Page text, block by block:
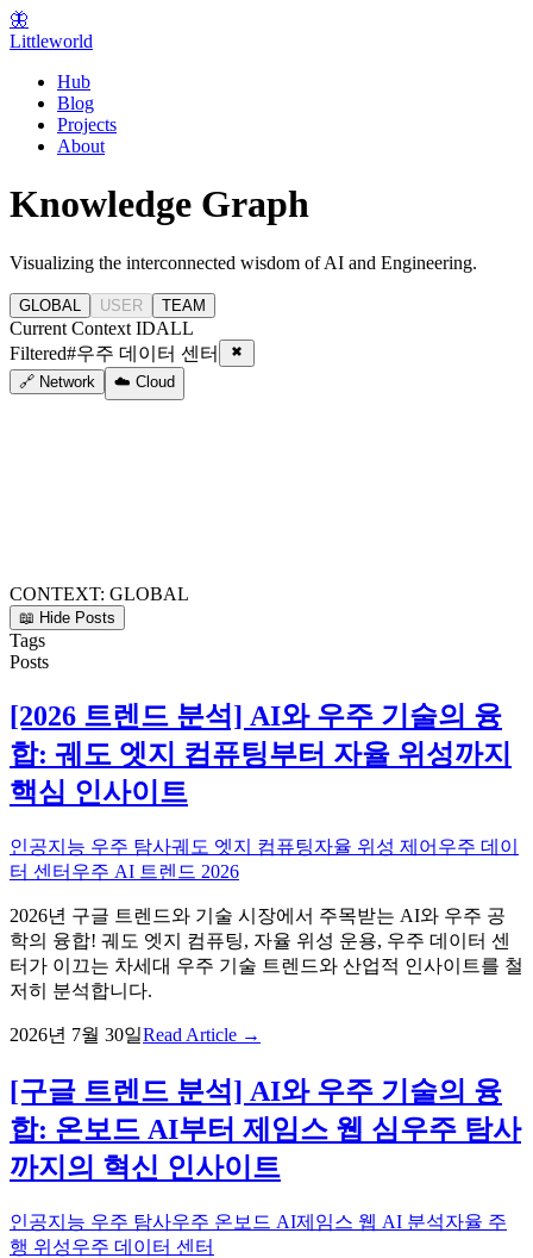
🦋
Littleworld
Hub
Blog
Projects
About
Knowledge Graph
Visualizing the interconnected wisdom of AI and Engineering.
GLOBAL USER TEAM
Current Context IDALL
Filtered#우주 데이터 센터
🔗 Network ☁️ Cloud
CONTEXT: GLOBAL
📖 Hide Posts
Tags
Posts
[2026 트렌드 분석] AI와 우주 기술의 융
합: 궤도 엣지 컴퓨팅부터 자율 위성까지
핵심 인사이트
인공지능 우주 탐사궤도 엣지 컴퓨팅자율 위성 제어 우주 데이
터 센터 우주 AI 트렌드 2026
2026년 구글 트렌드와 기술 시장에서 주목받는 AI와 우주 공
학의 융합! 궤도 엣지 컴퓨팅, 자율 위성 운용, 우주 데이터 센
터가 이끄는 차세대 우주 기술 트렌드와 산업적 인사이트를 철
저히 분석합니다.
2026년 7월 30일Read Article →
[구글 트렌드 분석] AI와 우주 기술의 융
합: 온보드 AI부터 제임스 웹 심우주 탐사
까지의 혁신 인사이트
인공지능 우주 탐사우주 온보드 AI제임스 웹 AI 분석자율 주
행 위성우주 데이터 센터